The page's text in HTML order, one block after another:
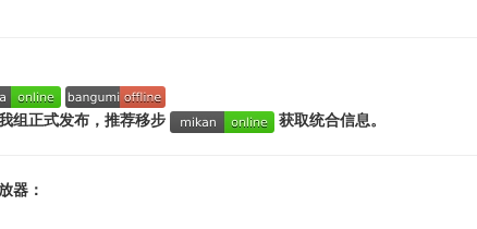
组正式发布，推荐移步
获取统合信息。
器：